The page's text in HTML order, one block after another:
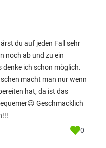
du auf jeden Fall sehr
noch ab und zu ein
ich schon möglich.
macht man nur wenn
hat, da ist das
Geschmacklich
0